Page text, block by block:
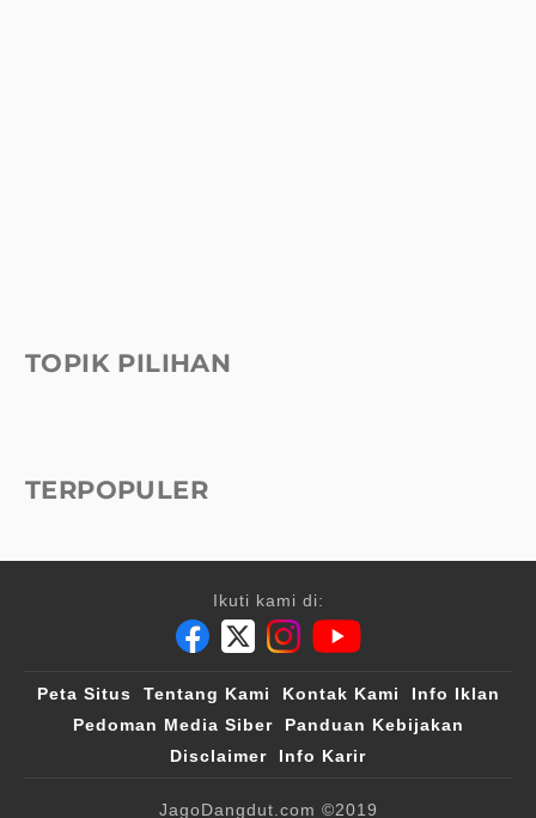
TOPIK PILIHAN
TERPOPULER
Ikuti kami di:
Peta Situs Tentang Kami Kontak Kami
Info Iklan
Pedoman Media Siber
Panduan Kebijakan
Disclaimer
Info Karir
JagoDangdut.com ©2019